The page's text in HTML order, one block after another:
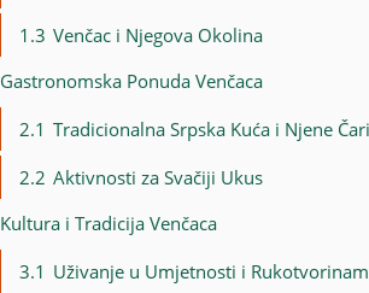
1.3 Venčac i Njegova Okolina
Gastronomska Ponuda Venčaca
2.1 Tradicionalna Srpska Kuća i Njene Čari
2.2 Aktivnosti za Svačiji Ukus
Kultura i Tradicija Venčaca
3.1 Uživanje u Umjetnosti i